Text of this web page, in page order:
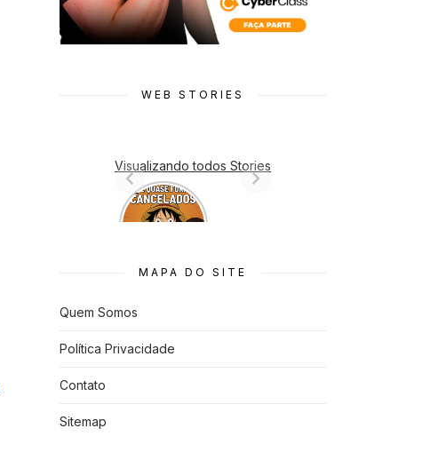
WEB STORIES
Visualizando todos Stories
7 Animes
que quase
MAPA DO SITE
Quem Somos
Política Privacidade
Contato
Sitemap